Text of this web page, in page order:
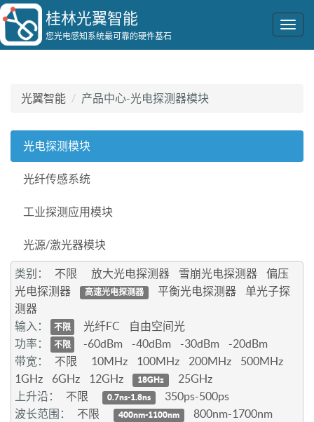
桂林光翼智能
您光电感知系统最可靠的硬件基石
光翼智能 产品中心-光电探测器模块
光电探测模块
光纤传感系统
工业探测应用模块
光源/激光器模块
类别： 不限 放大光电探测器 雪崩光电探测器
偏压
光电探测器
高速光电探测器 平衡光电探测器
单光子探
测器
输入：
不限 光纤FC
自由空间光
功率：
不限 -60dBm -40dBm -30dBm
-20dBm
带宽：
不限 10MHz 100MHz 200MHz
500MHz
1GHz
6GHz 12GHz 18GHz
25GHz
上升沿：
不限 0.7ns-1.8ns
350ps-500ps
波长范围：
不限 400nm-1100nm
800nm-1700nm